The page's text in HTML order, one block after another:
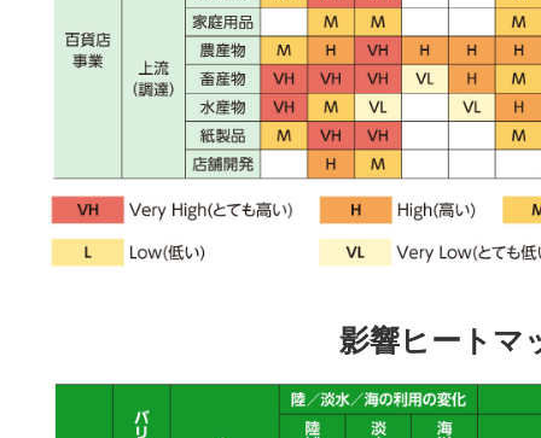
影響ヒートマ